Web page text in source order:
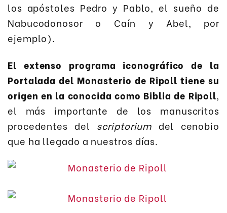
los apóstoles Pedro y Pablo, el sueño de
Nabucodonosor o Caín y Abel, por
ejemplo).
El extenso programa iconográfico de la
Portalada del Monasterio de Ripoll tiene su
origen en la conocida como Biblia de Ripoll,
el más importante de los manuscritos
procedentes del scriptorium del cenobio
que ha llegado a nuestros días.